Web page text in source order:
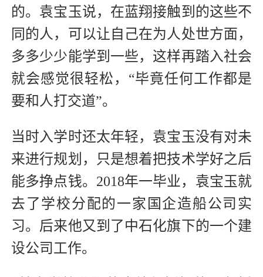
的。袁宝玉说，在蓝翔接触到的这些不
同的人，可以让自己在为人处世方面，
多多少少能学到一些，这样再踏入社会
就会感觉很轻松，“毕竟任何工作都是
要和人打交道”。
当时入学时还太年轻，袁宝玉没有对未
来进行规划，只是想着把技术学好之后
能多挣点钱。2018年一毕业，袁宝玉就
去了学校分配的一家国企造船公司实
习。后来他又到了中石化旗下的一个建
设公司工作。